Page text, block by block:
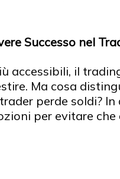
Successo nel
accessibili, il
Ma cosa
perde soldi? In
per evitare